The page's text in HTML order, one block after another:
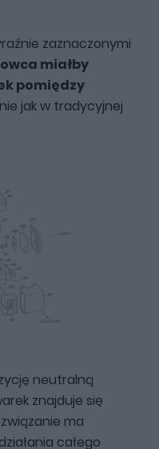
zaznaczonymi
miałby
pomiędzy
jak w tradycyjnej
neutralną
znajduje się
ma
całego